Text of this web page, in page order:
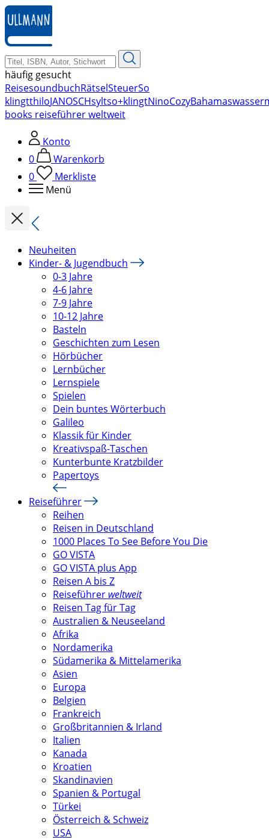
zum
Hauptinhalt
springen
häufig gesucht
ReisesoundbuchRätselSteuerSo
klingtthiloJANOSCHsyltso+klingtNinoCozyBahamas
books reiseführer weltweit
Konto
0
Warenkorb
0
Merkliste
Menü
Neuheiten
Kinder- & Jugendbuch
0-3 Jahre
4-6 Jahre
7-9 Jahre
10-12 Jahre
Basteln
Geschichten zum Lesen
Hörbücher
Lernbücher
Lernspiele
Spielen
Dein buntes Wörterbuch
Galileo
Klassik für Kinder
Kreativspaß-Taschen
Kunterbunte Kratzbilder
Papertoys
Reiseführer
Reihen
Reisen in Deutschland
1000 Places To See Before You Die
GO VISTA
GO VISTA plus App
Reisen A bis Z
Reiseführer weltweit
Reisen Tag für Tag
Australien & Neuseeland
Afrika
Nordamerika
Südamerika & Mittelamerika
Asien
Europa
Belgien
Frankreich
Großbritannien & Irland
Italien
Kanada
Kroatien
Skandinavien
Spanien & Portugal
Türkei
Österreich & Schweiz
USA